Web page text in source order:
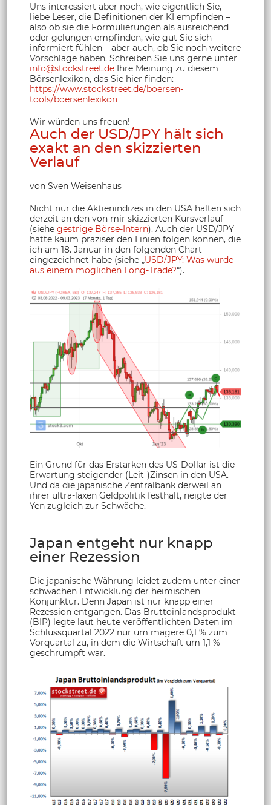
Uns interessiert aber noch, wie eigentlich Sie,
liebe Leser, die Definitionen der KI empfinden –
also ob sie die Formulierungen als ausreichend
oder gelungen empfinden, wie gut Sie sich
informiert fühlen – aber auch, ob Sie noch weitere
Vorschläge haben. Schreiben Sie uns gerne unter
info@stockstreet.de Ihre Meinung zu diesem
Börsenlexikon, das Sie hier finden:
https://www.stockstreet.de/boersen-
tools/boersenlexikon
Wir würden uns freuen!
Auch der USD/JPY hält sich
exakt an den skizzierten
Verlauf
von Sven Weisenhaus
Nicht nur die Aktienindizes in den USA halten sich
derzeit an den von mir skizzierten Kursverlauf
(siehe gestrige Börse-Intern). Auch der USD/JPY
hätte kaum präziser den Linien folgen können, die
ich am 18. Januar in den folgenden Chart
eingezeichnet habe (siehe „USD/JPY: Was wurde
aus einem möglichen Long-Trade?“).
Ein Grund für das Erstarken des US-Dollar ist die
Erwartung steigender (Leit-)Zinsen in den USA.
Und da die japanische Zentralbank derweil an
ihrer ultra-laxen Geldpolitik festhält, neigte der
Yen zugleich zur Schwäche.
Japan entgeht nur knapp
einer Rezession
Die japanische Währung leidet zudem unter einer
schwachen Entwicklung der heimischen
Konjunktur. Denn Japan ist nur knapp einer
Rezession entgangen. Das Bruttoinlandsprodukt
(BIP) legte laut heute veröffentlichten Daten im
Schlussquartal 2022 nur um magere 0,1 % zum
Vorquartal zu, in dem die Wirtschaft um 1,1 %
geschrumpft war.